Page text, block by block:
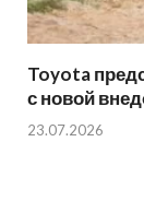
Toyota
с новой
23.07.2026